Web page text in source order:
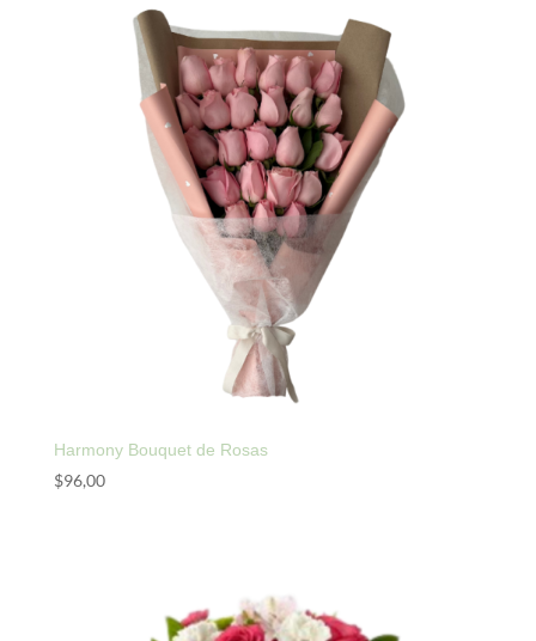
$96,00
hasta
$115,00
Harmony Bouquet de Rosas
$96,00